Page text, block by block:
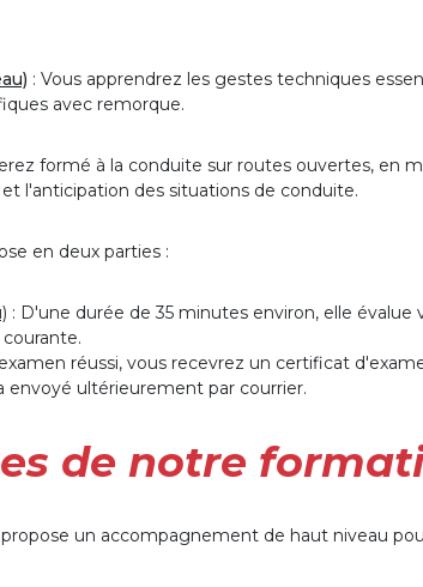
: Vous apprendrez les gestes techniques
avec remorque.
formé à la conduite sur routes ouvertes, en
l'anticipation des situations de conduite.
en deux parties :
: D'une durée de 35 minutes environ, elle
réussi, vous recevrez un certificat
envoyé ultérieurement par courrier.
de notre
un accompagnement de haut niveau